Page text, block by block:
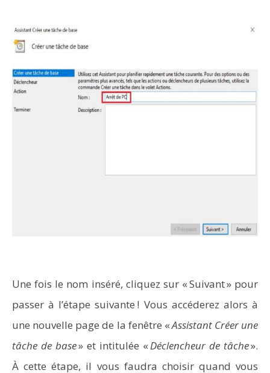
Une fois le nom inséré, cliquez sur « Suivant » pour
passer à l’étape suivante ! Vous accéderez alors à
une nouvelle page de la fenêtre «Assistant Créer une
tâche de base» et intitulée «Déclencheur de tâche».
À cette étape, il vous faudra choisir quand vous